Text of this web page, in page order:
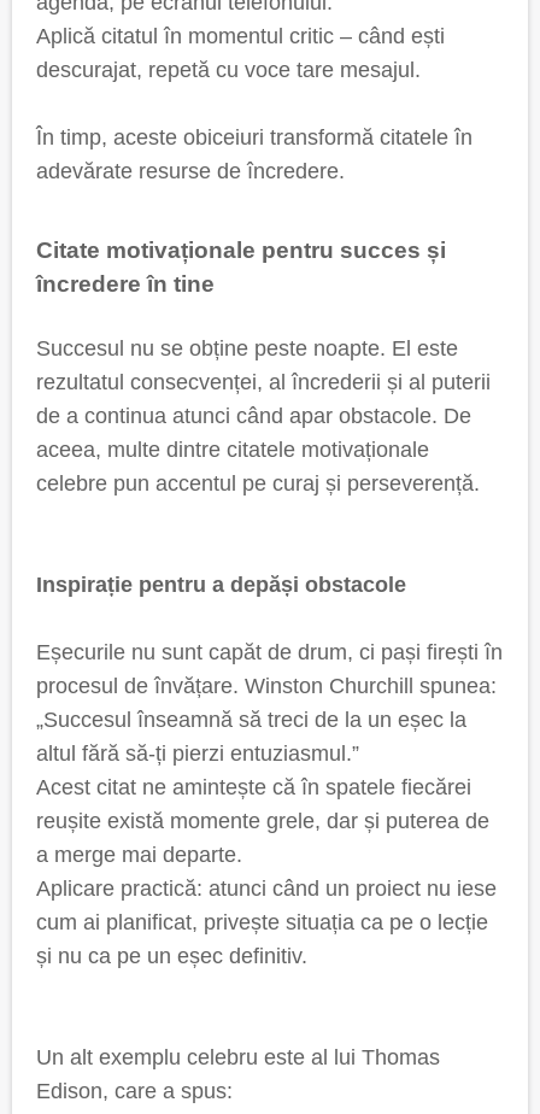
Aplică citatul în momentul critic – când ești
descurajat, repetă cu voce tare mesajul.
În timp, aceste obiceiuri transformă citatele în
adevărate resurse de încredere.
Citate motivaționale pentru succes și
încredere în tine
Succesul nu se obține peste noapte. El este
rezultatul consecvenței, al încrederii și al puterii
de a continua atunci când apar obstacole. De
aceea, multe dintre citatele motivaționale
celebre pun accentul pe curaj și perseverență.
Inspirație pentru a depăși obstacole
Eșecurile nu sunt capăt de drum, ci pași firești în
procesul de învățare. Winston Churchill spunea:
„Succesul înseamnă să treci de la un eșec la
altul fără să-ți pierzi entuziasmul.”
Acest citat ne amintește că în spatele fiecărei
reușite există momente grele, dar și puterea de
a merge mai departe.
Aplicare practică: atunci când un proiect nu iese
cum ai planificat, privește situația ca pe o lecție
și nu ca pe un eșec definitiv.
Un alt exemplu celebru este al lui Thomas
Edison, care a spus: